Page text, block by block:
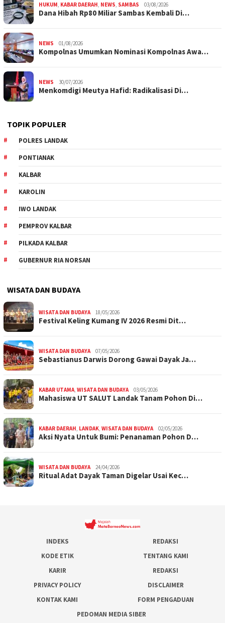
HUKUM KABAR DAERAH NEWS SAMBAS 03/08/2026
Dana Hibah Rp80 Miliar Sambas Kembali Di…
NEWS 01/08/2026
Kompolnas Umumkan Nominasi Kompolnas Awa…
NEWS 30/07/2026
Menkomdigi Meutya Hafid: Radikalisasi Di…
TOPIK POPULER
POLRES LANDAK
PONTIANAK
KALBAR
KAROLIN
IWO LANDAK
PEMPROV KALBAR
PILKADA KALBAR
GUBERNUR RIA NORSAN
WISATA DAN BUDAYA
WISATA DAN BUDAYA 18/05/2026
Festival Keling Kumang IV 2026 Resmi Dit…
WISATA DAN BUDAYA 07/05/2026
Sebastianus Darwis Dorong Gawai Dayak Ja…
KABAR UTAMA WISATA DAN BUDAYA 03/05/2026
Mahasiswa UT SALUT Landak Tanam Pohon Di…
KABAR DAERAH LANDAK WISATA DAN BUDAYA 02/05/2026
Aksi Nyata Untuk Bumi: Penanaman Pohon D…
WISATA DAN BUDAYA 24/04/2026
Ritual Adat Dayak Taman Digelar Usai Kec…
INDEKS
REDAKSI
KODE ETIK
TENTANG KAMI
KARIR
REDAKSI
PRIVACY POLICY
DISCLAIMER
KONTAK KAMI
FORM PENGADUAN
PEDOMAN MEDIA SIBER